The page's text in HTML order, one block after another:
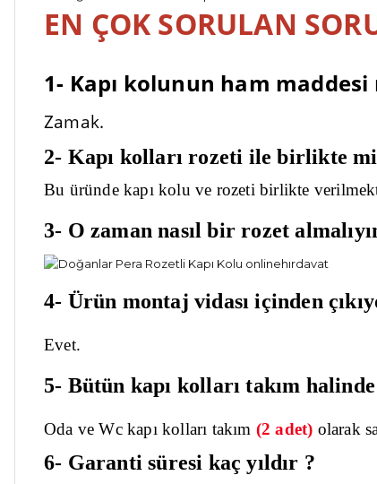
EN ÇOK SORULAN
1- Kapı kolunun ham maddesi
Zamak.
2- Kapı kolları rozeti ile birlikte
Bu üründe kapı kolu ve rozeti birlikte
3- O zaman nasıl bir rozet
4- Ürün montaj vidası içinden
Evet.
5- Bütün kapı kolları takım
Oda ve Wc kapı kolları takım (2 adet) olarak
6- Garanti süresi kaç yıldır ?